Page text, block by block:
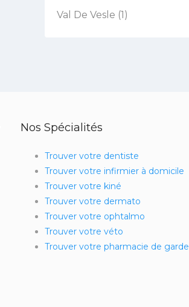
Val De Vesle (1)
Nos Spécialités
Trouver votre dentiste
Trouver votre infirmier à domicile
Trouver votre kiné
Trouver votre dermato
Trouver votre ophtalmo
Trouver votre véto
Trouver votre pharmacie de garde